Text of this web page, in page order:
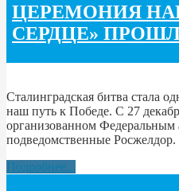
ЦЕРЕМОНИЯ
СЕРДЦЕ»
Сталинградская битва стала
наш путь к Победе. С 27
организованном Федеральным
подведомственные Росжелдор.
Подробнее...